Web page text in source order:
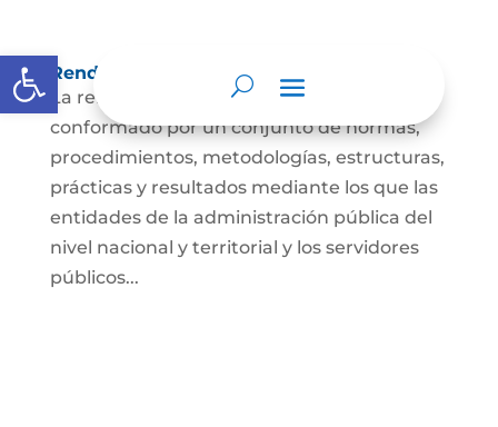
Abrir barra de herramientas
Rendición de cuentas
La rendición de cuentas es el proceso
conformado por un conjunto de normas,
procedimientos, metodologías, estructuras,
prácticas y resultados mediante los que las
entidades de la administración pública del
nivel nacional y territorial y los servidores
públicos...